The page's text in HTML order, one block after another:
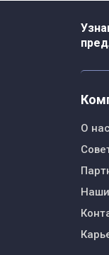
О нас